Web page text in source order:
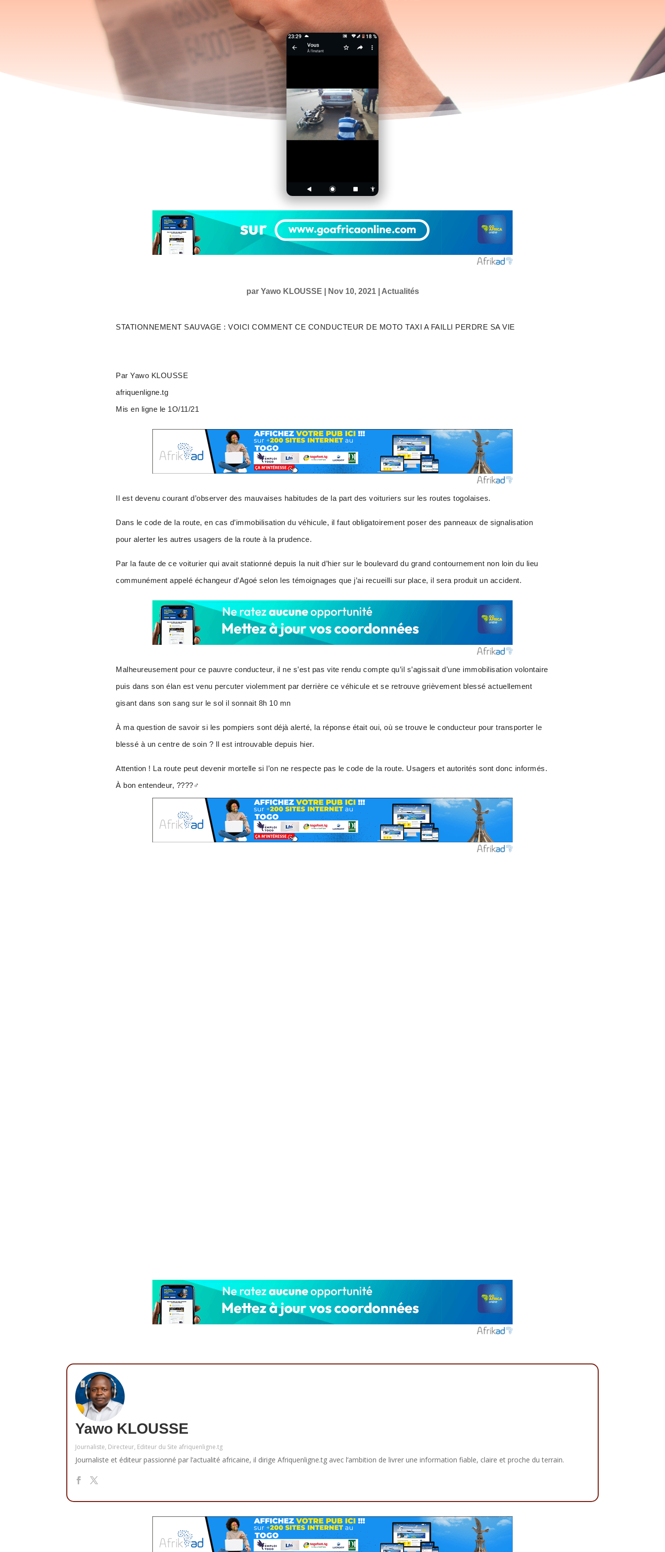
par Yawo KLOUSSE Nov 10, 2021| Actualités
STATIONNEMENT SAUVAGE : VOICI COMMENT CE CONDUCTEUR DE MOTO TAXI A FAILLI PERDRE SA VIE
Par Yawo KLOUSSE
afriquenligne.tg
Mis en ligne le 1O/11/21
Il est devenu courant d’observer des mauvaises habitudes de la part des voituriers sur les routes togolaises.
Dans le code de la route, en cas d’immobilisation du véhicule, il faut obligatoirement poser des panneaux de signalisation
pour alerter les autres usagers de la route à la prudence.
Par la faute de ce voiturier qui avait stationné depuis la nuit d’hier sur le boulevard du grand contournement non loin du lieu
communément appelé échangeur d’Agoé selon les témoignages que j’ai recueilli sur place, il sera produit un accident.
Malheureusement pour ce pauvre conducteur, il ne s’est pas vite rendu compte qu’il s’agissait d’une immobilisation volontaire
puis dans son élan est venu percuter violemment par derrière ce véhicule et se retrouve grièvement blessé actuellement
gisant dans son sang sur le sol il sonnait 8h 10 mn
À ma question de savoir si les pompiers sont déjà alerté, la réponse était oui, où se trouve le conducteur pour transporter le
blessé à un centre de soin ? Il est introuvable depuis hier.
Attention ! La route peut devenir mortelle si l’on ne respecte pas le code de la route. Usagers et autorités sont donc informés.
À bon entendeur, ????‍♂️
Yawo KLOUSSE
Journaliste, Directeur, Editeur du Site afriquenligne.tg
Journaliste et éditeur passionné par l’actualité africaine, il dirige Afriquenligne.tg avec l’ambition de livrer une information fiable, claire et proche du terrain.